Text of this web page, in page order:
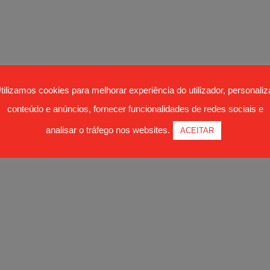
cookies para melhorar experiência do utilizador,
conteúdo e anúncios, fornecer funcionalidades de redes sociais e
analisar o tráfego nos websites. ACEITAR